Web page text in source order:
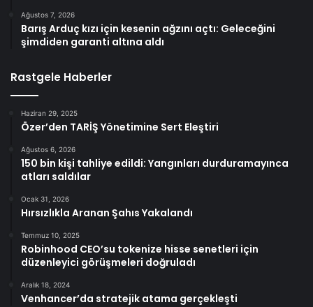
Ağustos 7, 2026
Barış Arduç kızı için kesenin ağzını açtı: Geleceğini
şimdiden garanti altına aldı
Rastgele Haberler
Haziran 29, 2025
Özer’den TARİŞ Yönetimine Sert Eleştiri
Ağustos 6, 2026
150 bin kişi tahliye edildi: Yangınları durduramayınca
atları saldılar
Ocak 31, 2026
Hırsızlıkla Aranan Şahıs Yakalandı
Temmuz 10, 2025
Robinhood CEO’su tokenize hisse senetleri için
düzenleyici görüşmeleri doğruladı
Aralık 18, 2024
Venhancer’da stratejik atama gerçekleşti